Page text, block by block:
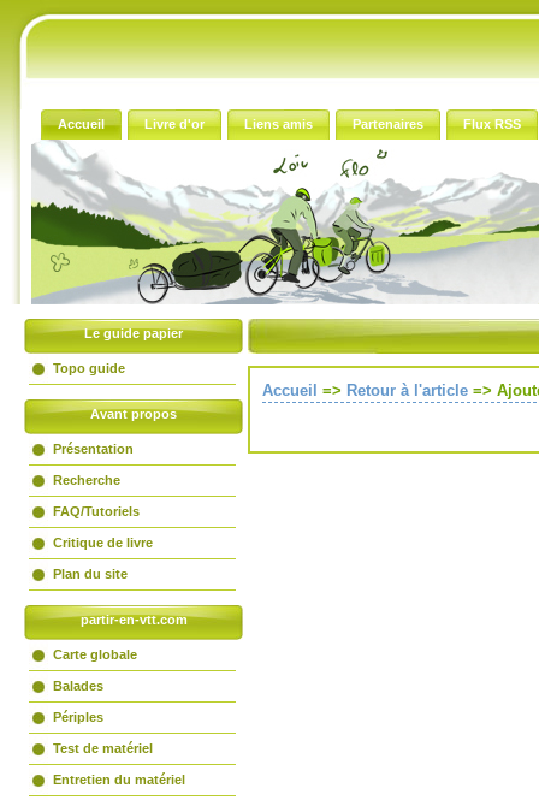
Accueil Livre d'or Liens amis Partenaires Flux RSS
Le guide papier
Topo guide
Avant propos
Présentation
Recherche
FAQ/Tutoriels
Critique de livre
Plan du site
partir-en-vtt.com
Carte globale
Balades
Périples
Test de matériel
Entretien du matériel
Accueil => Retour à l'article =>